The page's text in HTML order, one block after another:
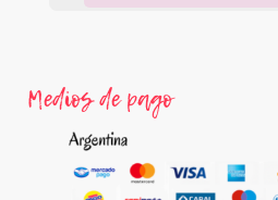
Medios de pago